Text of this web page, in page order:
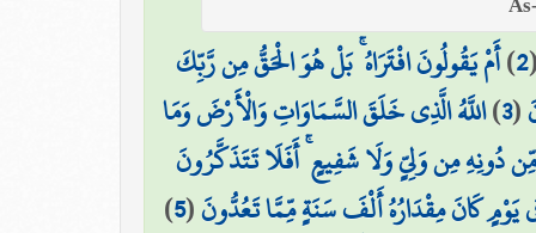
2
)أَمْ يَقُولُونَ افْتَرَاهُ ۚ بَلْ هُوَ الْحَقُّ مِن رَّبِّكَ
(
3
)اللَّهُ الَّذِي خَلَقَ السَّمَاوَاتِ وَالْأَرْضَ وَمَا
دُونِهِ مِن وَلِيٍّ وَلَا شَفِيعٍ ۚ أَفَلَا تَتَذَكَّرُونَ
يَوْمٍ كَانَ مِقْدَارُهُ أَلْفَ سَنَةٍ مِّمَّا تَعُدُّونَ(
5
)